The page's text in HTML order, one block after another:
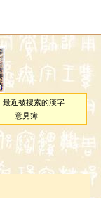
最近被搜索的漢字
意見簿